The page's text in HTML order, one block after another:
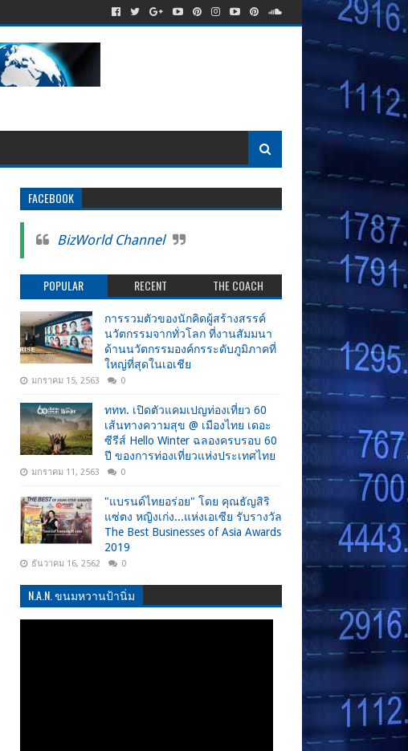
FACEBOOK
BizWorld Channel
POPULAR RECENT THE COACH
การรวมตัวของนักคิดผู้สร้างสรรค์
นวัตกรรมจากทั่วโลก ที่งานสัมมนา
ด้านนวัตกรรมองค์กรระดับภูมิภาคที่
ใหญ่ที่สุดในเอเชีย
มกราคม 15, 2563 0
ททท. เปิดตัวแคมเปญท่องเที่ยว 60
เส้นทางความสุข @ เมืองไทย เดอะ
ซีรีส์ Hello Winter ฉลองครบรอบ 60
ปี ของการท่องเที่ยวแห่งประเทศไทย
มกราคม 11, 2563 0
"แบรนด์ไทยอร่อย" โดย คุณธัญสิริ
แซ่ตง หญิงเก่ง...แห่งเอเซีย รับรางวัล
The Best Businesses of Asia Awards
2019
ธันวาคม 16, 2562 0
N.A.N. ขนมหวานป้านิ่ม